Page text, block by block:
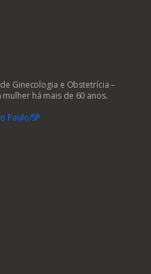
Ginecologia e Obstetrícia –
há mais de 60 anos.
Paulo/SP